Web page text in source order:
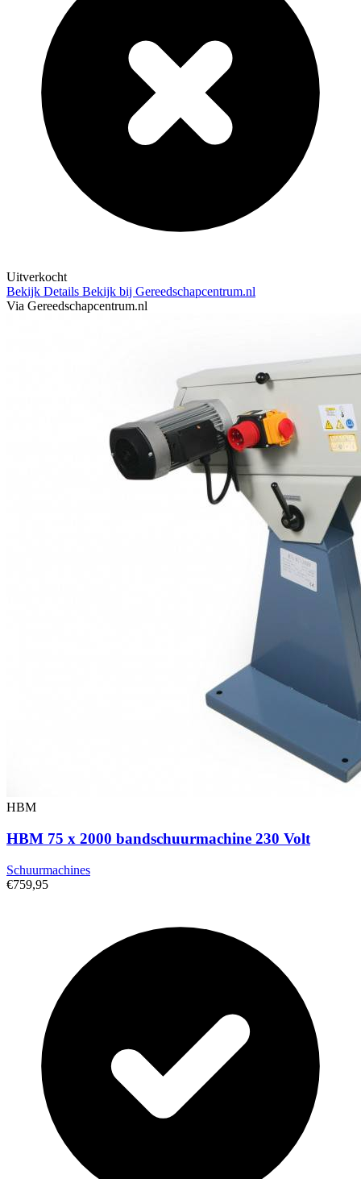
Uitverkocht
Bekijk Details Bekijk bij Gereedschapcentrum.nl
Via Gereedschapcentrum.nl
HBM
HBM 75 x 2000 bandschuurmachine 230 Volt
Schuurmachines
€759,95